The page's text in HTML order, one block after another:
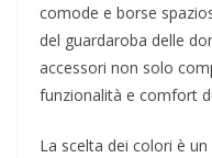
comode e borse
del guardaroba delle
accessori non solo
funzionalità e comfort
La scelta dei colori è